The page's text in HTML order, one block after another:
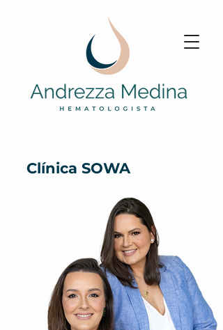
Clínica SOWA